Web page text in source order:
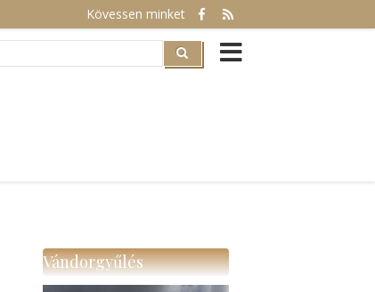
Kövessen minket
Vándorgyűlés